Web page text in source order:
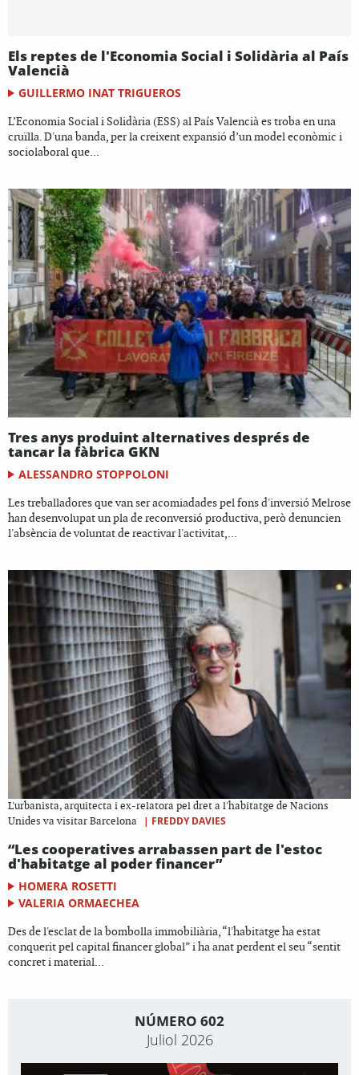
Els reptes de l'Economia Social i Solidària al País
Valencià
GUILLERMO INAT TRIGUEROS
L’Economia Social i Solidària (ESS) al País Valencià es troba en una
cruïlla. D'una banda, per la creixent expansió d’un model econòmic i
sociolaboral que...
Tres anys produint alternatives després de
tancar la fàbrica GKN
ALESSANDRO STOPPOLONI
Les treballadores que van ser acomiadades pel fons d'inversió Melrose
han desenvolupat un pla de reconversió productiva, però denuncien
l'absència de voluntat de reactivar l'activitat,...
L'urbanista, arquitecta i ex-relatora pel dret a l'habitatge de Nacions
Unides va visitar Barcelona
| FREDDY DAVIES
“Les cooperatives arrabassen part de l'estoc
d'habitatge al poder financer”
HOMERA ROSETTI
VALERIA ORMAECHEA
Des de l'esclat de la bombolla immobiliària, “l'habitatge ha estat
conquerit pel capital financer global” i ha anat perdent el seu “sentit
concret i material...
NÚMERO 602
Juliol 2026